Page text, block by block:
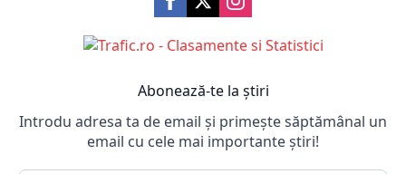
Abonează-te la știri
Introdu adresa ta de email și primește săptămânal un
email cu cele mai importante știri!